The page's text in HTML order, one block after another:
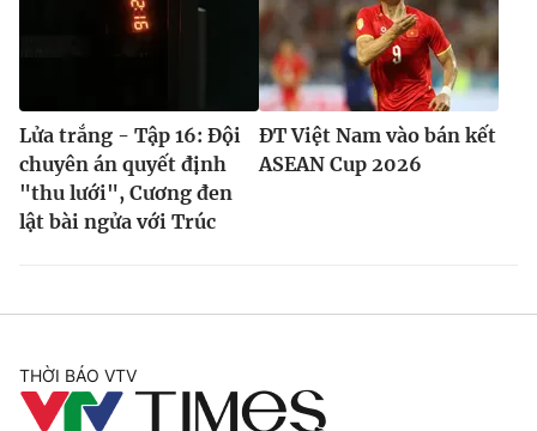
Lửa trắng - Tập 16: Đội
chuyên án quyết định
"thu lưới", Cương đen
lật bài ngửa với Trúc
ĐT Việt Nam vào bán kết
ASEAN Cup 2026
THỜI BÁO VTV